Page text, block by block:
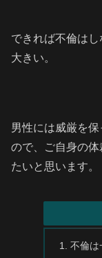
できれば不倫は
大きい。
男性には威厳を
ので、ご自身の
たいと思います。
不倫は